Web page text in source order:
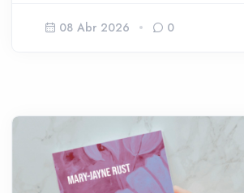
08 Abr 2026 0